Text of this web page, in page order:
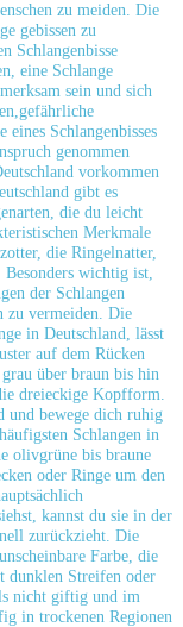
zu meiden. Die
gebissen zu
Schlangenbisse
eine‍ Schlange
sein und sich
Schlangenbisses
⁤genommen⁤
vorkommen
gibt es
die du ​leicht
Merkmale
die Ringelnatter,
⁢wichtig ist,
der Schlangen
zu vermeiden. Die
in Deutschland, lässt
auf dem⁤ Rücken
über braun bis‍ hin
dreieckige Kopfform.
und bewege⁢ dich ruhig
Schlangen in
olivgrüne ​bis braune
oder Ringe‍ um den
kannst du ⁣sie in der
zurückzieht. Die
Farbe, die
dunklen Streifen oder
nicht⁤ giftig und im​
in trockenen⁣ Regionen⁢